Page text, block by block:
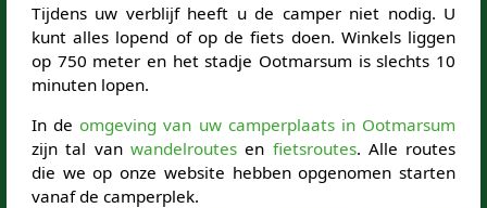
Tijdens uw verblijf heeft u de camper niet nodig. U
kunt alles lopend of op de fiets doen. Winkels liggen
op 750 meter en het stadje Ootmarsum is slechts 10
minuten lopen.
In deomgeving van uw camperplaats in Ootmarsum
zijn tal van wandelroutesen fietsroutes. Alle routes
die we op onze website hebben opgenomen starten
vanaf de camperplek.